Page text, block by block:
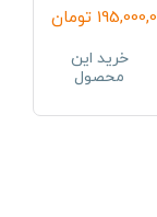
تومان
خرید این
محصول